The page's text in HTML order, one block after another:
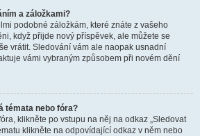
a záložkami?
podobné záložkám, které znáte z vašeho
když přijde nový příspěvek, ale můžete se
vrátit. Sledování vám ale naopak usnadní
vámi vybraným způsobem při novém dění
témata nebo fóra?
klikněte po vstupu na něj na odkaz „Sledovat
klikněte na odpovídající odkaz v něm nebo